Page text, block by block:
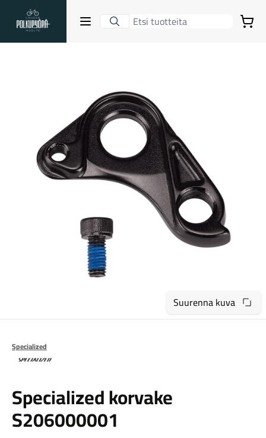
Lahden Polkupyörähuolto - etusivulle
Avaa sulje valikko
Suositut osastot
Gravel-pyörät
Ostoskori
Suurenna kuva
Specialized
Specialized korvake
S206000001